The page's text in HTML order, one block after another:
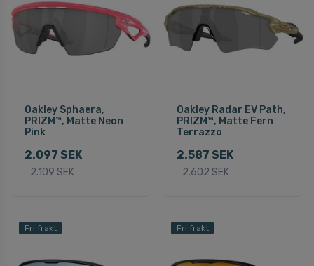
Oakley Sphaera,
PRIZM™, Matte Neon
Pink
2.097 SEK
2.109 SEK
Oakley Radar EV Path,
PRIZM™, Matte Fern
Terrazzo
2.587 SEK
2.602 SEK
Fri frakt Fri frakt